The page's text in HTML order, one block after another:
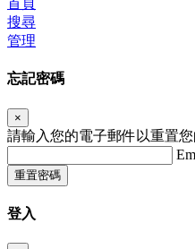
首頁
搜尋
管理
忘記密碼
×
請輸入您的電子郵件以重置
重置密碼
登入